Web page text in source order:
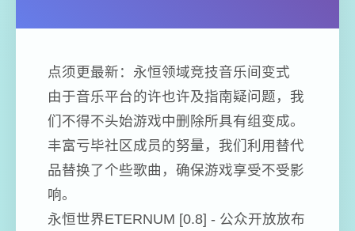
点须更最新：永恒领域竞技音乐间变式
由于音乐平台的许也许及指南疑问题，我
们不得不头始游戏中删除所具有组变成。
丰富亏毕社区成员的努量，我们利用替代
品替换了个些歌曲，确保游戏享受不受影
响。
永恒世界ETERNUM [0.8] - 公众开放放布